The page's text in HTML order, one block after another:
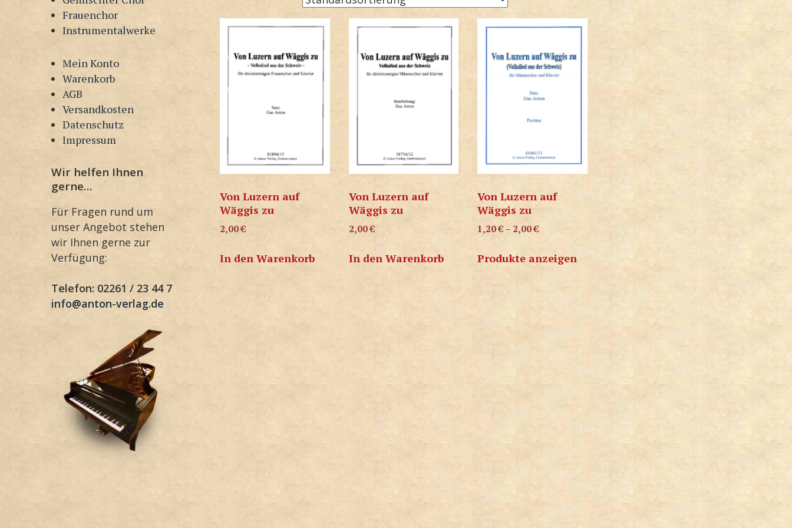
Frauenchor
Instrumentalwerke
Mein Konto
Warenkorb
AGB
Versandkosten
Datenschutz
Impressum
Wir helfen Ihnen
gerne…
Für Fragen rund um
unser Angebot stehen
wir Ihnen gerne zur
Verfügung:
Telefon: 02261 / 23 44 7
info@anton-verlag.de
Von Luzern auf
Wäggis zu
2,00€
In den Warenkorb
Von Luzern auf
Wäggis zu
2,00€
In den Warenkorb
Von Luzern auf
Wäggis zu
1,20€ – 2,00€
Produkte anzeigen